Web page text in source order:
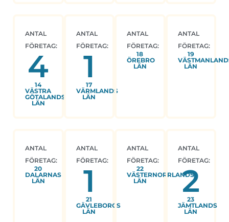
ANTAL
FÖRETAG:
4
14
VÄSTRA
GÖTALANDS
LÄN
ANTAL
FÖRETAG:
1
17
VÄRMLANDS
LÄN
ANTAL
FÖRETAG:
18
ÖREBRO
LÄN
ANTAL
FÖRETAG:
19
LÄN
ANTAL
FÖRETAG:
20
DALARNAS
LÄN
ANTAL
FÖRETAG:
1
21
GÄVLEBORGS
LÄN
ANTAL
FÖRETAG:
22
VÄSTERNORRLANDS
LÄN
ANTAL
FÖRETAG:
2
23
JÄMTLANDS
LÄN